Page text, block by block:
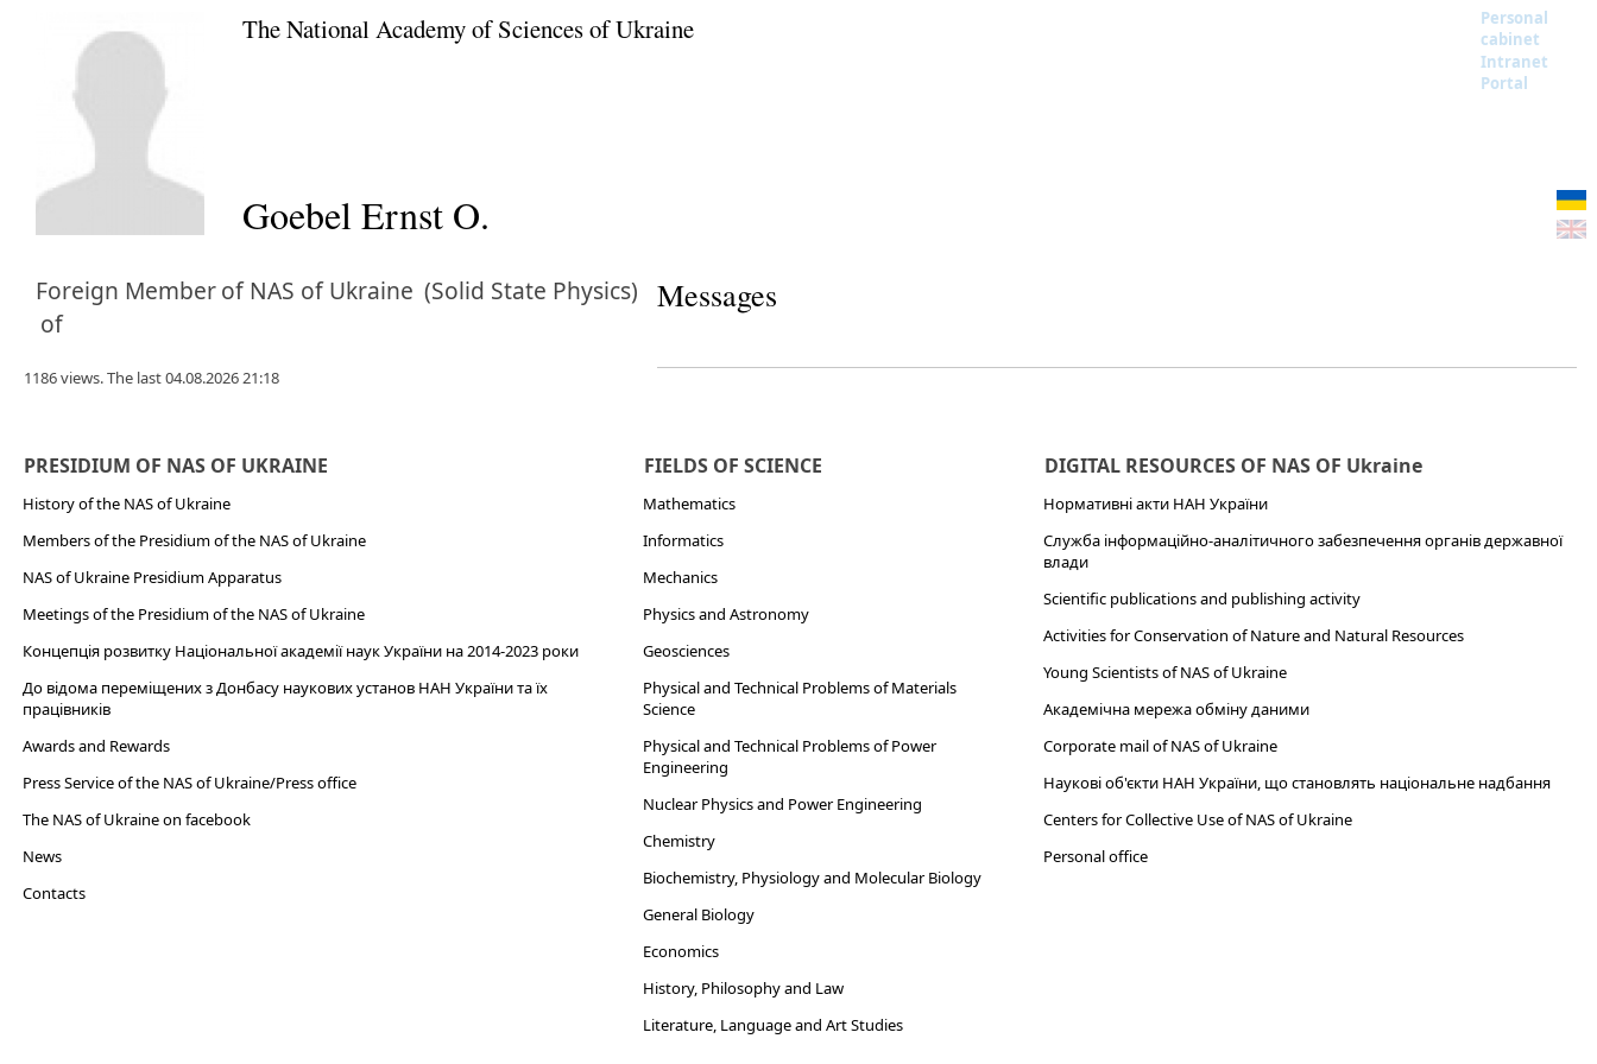
The National Academy of Sciences of Ukraine
Personal
cabinet
Intranet
Portal
Goebel Ernst O.
Foreign Memberof NAS of Ukraine (Solid State Physics)
of
1186 views. The last 04.08.2026 21:18
Messages
PRESIDIUM OF NAS OF UKRAINE
History of the NAS of Ukraine
Members of the Presidium of the NAS of Ukraine
NAS of Ukraine Presidium Apparatus​
Meetings of the Presidium of the NAS of Ukraine
Концепція розвитку Національної академії наук України на 2014-2023 роки
До відома переміщених з Донбасу наукових установ НАН України та їх
працівників
Awards and Rewards
Press Service of the NAS of Ukraine/Press office
The NAS of Ukraine on facebook
News
Сontacts
FIELDS OF SCIENCE
Mathematics
Informatics
Mechanics
Physics and Astronomy
Geosciences
Physical and Technical Problems of Materials
Science
Physical and Technical Problems of Power
Engineering
Nuclear Physics and Power Engineering
Chemistry
Biochemistry, Physiology and Molecular Biology
General Biology
Economics
History, Philosophy and Law
Literature, Language and Art Studies
DIGITAL RESOURCES OF NAS OF Ukraine
Нормативні акти НАН України
Служба інформаційно-аналітичного забезпечення органів державної
влади
Scientific publications and publishing activity
Activities for Conservation of Nature and Natural Resources
Young Scientists of NAS of Ukraine
Академічна мережа обміну даними
Corporate mail of NAS of Ukraine
Наукові об'єкти НАН України, що становлять національне надбання
Centers for Collective Use of NAS of Ukraine
Personal office